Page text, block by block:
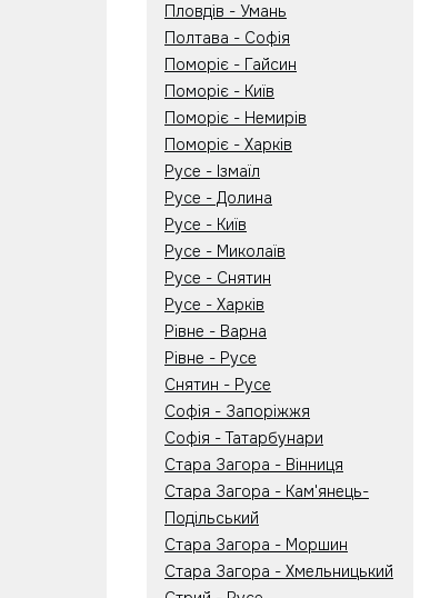
Пловдів - Умань
Полтава - Софія
Поморіє - Гайсин
Поморіє - Київ
Поморіє - Немирів
Поморіє - Харків
Русе - Ізмаїл
Русе - Долина
Русе - Київ
Русе - Миколаїв
Русе - Снятин
Русе - Харків
Рівне - Варна
Рівне - Русе
Снятин - Русе
Софія - Запоріжжя
Софія - Татарбунари
Стара Загора - Вінниця
Стара Загора - Кам'янець-
Подільський
Стара Загора - Моршин
Стара Загора - Хмельницький